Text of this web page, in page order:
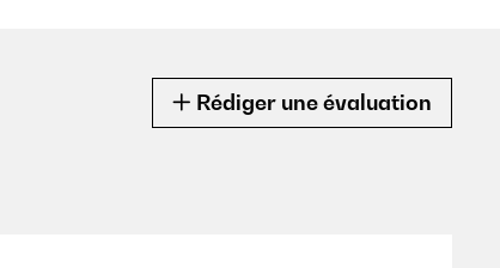
Rédiger une évaluation